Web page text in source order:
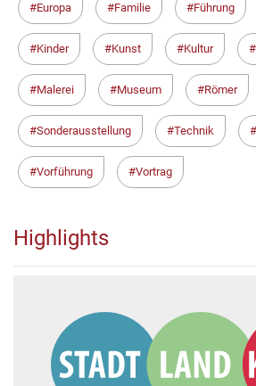
Europa Familie Führung
Kinder Kunst Kultur
Malerei Museum Römer
Sonderausstellung Technik
Vorführung Vortrag
Highlights